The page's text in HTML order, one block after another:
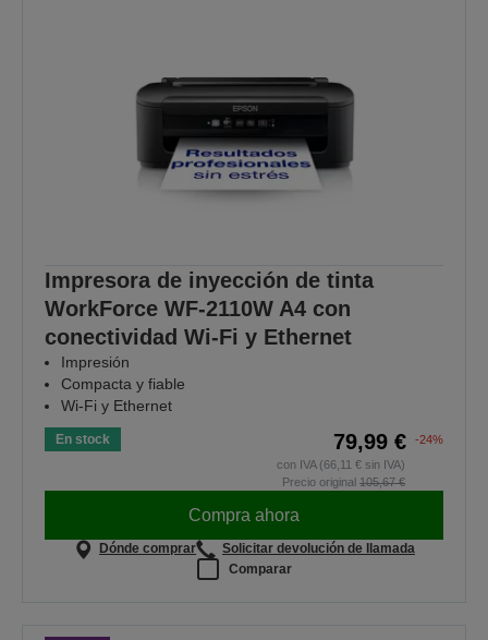
Impresora de inyección de tinta
WorkForce WF-2110W A4 con
conectividad Wi-Fi y Ethernet
Impresión
Compacta y fiable
Wi-Fi y Ethernet
En stock 79,99 €
-24%
con IVA (66,11 € sin IVA)
Precio original 105,67 €
Compra ahora
Dónde comprar
Solicitar devolución de llamada
Comparar